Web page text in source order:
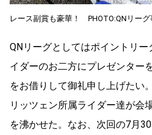
レース副賞も豪華！ PHOTO:QNリーグ
QNリーグとしてはポイントリ
イダーのお二方にプレゼンター
をお借りして御礼申し上げたい
リッツェン所属ライダー達が会
を沸かせた。なお、次回の7月